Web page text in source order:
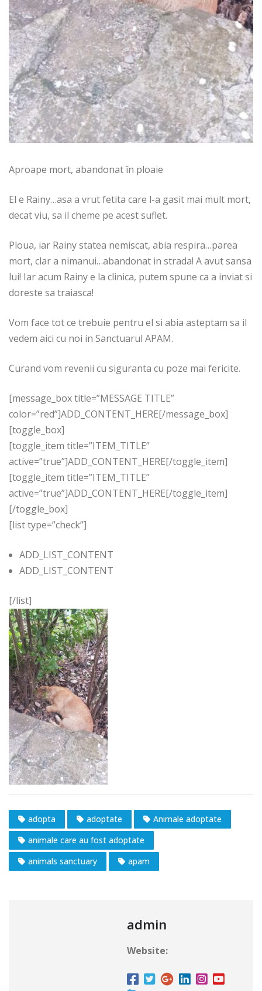
Aproape mort, abandonat în ploaie
El e Rainy…asa a vrut fetita care l-a gasit mai mult mort,
decat viu, sa il cheme pe acest suflet.
Ploua, iar Rainy statea nemiscat, abia respira…parea
mort, clar a nimanui…abandonat in strada! A avut sansa
lui! Iar acum Rainy e la clinica, putem spune ca a inviat si
doreste sa traiasca!
Vom face tot ce trebuie pentru el si abia asteptam sa il
vedem aici cu noi in Sanctuarul APAM.
Curand vom revenii cu siguranta cu poze mai fericite.
[message_box title=”MESSAGE TITLE”
color=”red”]ADD_CONTENT_HERE[/message_box]
[toggle_box]
[toggle_item title=”ITEM_TITLE”
active=”true”]ADD_CONTENT_HERE[/toggle_item]
[toggle_item title=”ITEM_TITLE”
active=”true”]ADD_CONTENT_HERE[/toggle_item]
[/toggle_box]
[list type=”check”]
ADD_LIST_CONTENT
ADD_LIST_CONTENT
[/list]
adopta adoptate
Animale adoptate
animale care au fost adoptate
animals sanctuary
apam
admin
Website: